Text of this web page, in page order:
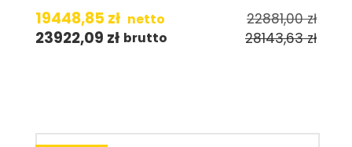
19448,85 zł netto 22881,00zł
23922,09 zł brutto 28143,63zł